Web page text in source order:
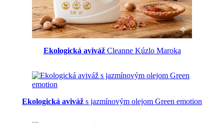
Ekologická aviváž Cleanne Kúzlo Maroka
Ekologická aviváž s jazmínovým olejom Green emotion